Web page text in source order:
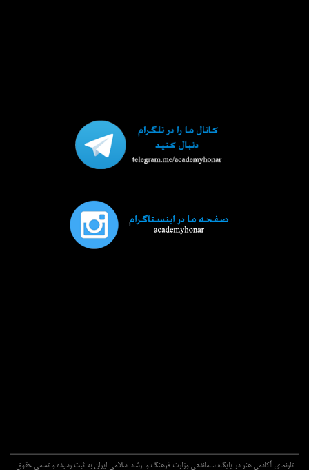
تارنماي آکادمي هنر در پايگاه ساماندهي وزارت فرهنگ و ارشاد اسلامي ايران به ثبت رسيده و تمامي حقوق